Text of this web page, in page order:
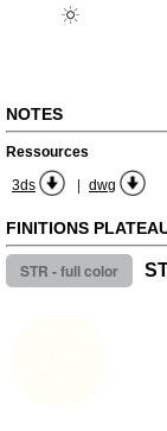
NOTES
Ressources
3ds
| dwg
FINITIONS
STR - full color